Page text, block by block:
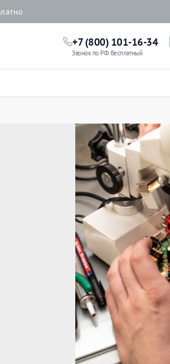
+7 (800) 101-16-34
Звонок по РФ бесплатный